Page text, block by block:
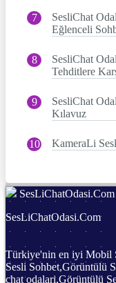
SesliChat
Eğlenceli
SesliChat
Tehditlere
SesliChat
Kılavuz
KameraLi
SesLiChatOdasi.Com
SesLiChatOdasi.Com
Türkiye'nin en iyi Mobil
Sesli Sohbet,Görüntülü
chat odalari,Görüntülü